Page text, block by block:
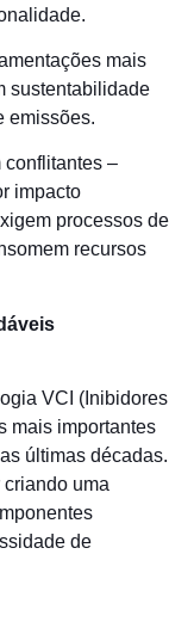
mais
sustentabilidade
emissões.
conflitantes –
impacto
processos de
recursos
VCI (Inibidores
mais importantes
últimas décadas.
uma
de